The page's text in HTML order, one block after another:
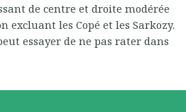
de centre et droite modérée
excluant les Copé et les Sarkozy.
essayer de ne pas rater dans